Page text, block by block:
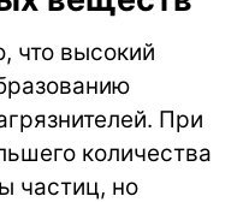
что высокий
При
количества
частиц, но